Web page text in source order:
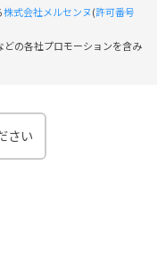
株式会社メルセンヌ(許可番号
の各社プロモーションを含み
さい